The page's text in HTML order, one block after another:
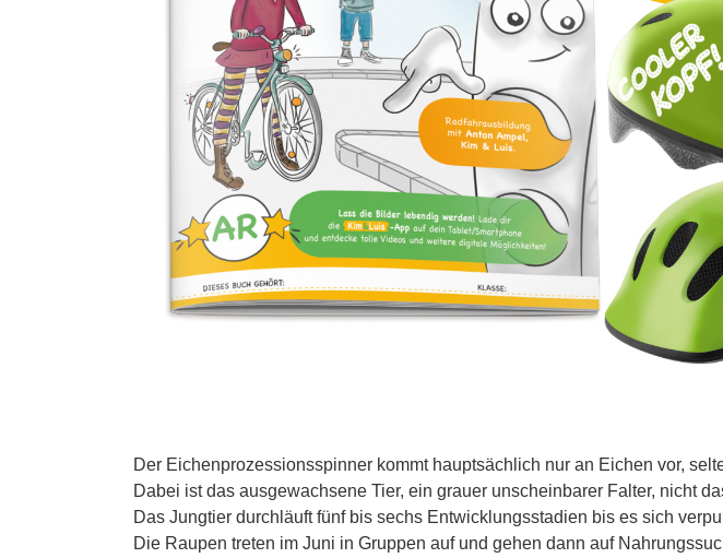
Der Eichenprozessionsspinner kommt hauptsächlich nur an Eichen vor,
Dabei ist das ausgewachsene Tier, ein grauer unscheinbarer Falter, nicht
Das Jungtier durchläuft fünf bis sechs Entwicklungsstadien bis es sich
Die Raupen treten im Juni in Gruppen auf und gehen dann auf